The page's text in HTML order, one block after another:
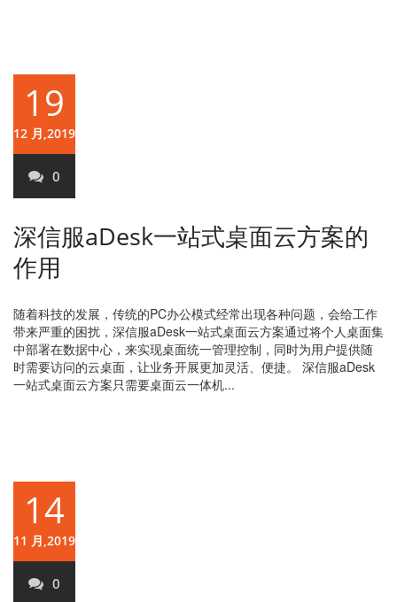
19
12 月,2019
0
深信服aDesk一站式桌面云方案的
作用
随着科技的发展，传统的PC办公模式经常出现各种问题，会给工作
带来严重的困扰，深信服aDesk一站式桌面云方案通过将个人桌面集
中部署在数据中心，来实现桌面统一管理控制，同时为用户提供随
时需要访问的云桌面，让业务开展更加灵活、便捷。 深信服aDesk
一站式桌面云方案只需要桌面云一体机...
14
11 月,2019
0